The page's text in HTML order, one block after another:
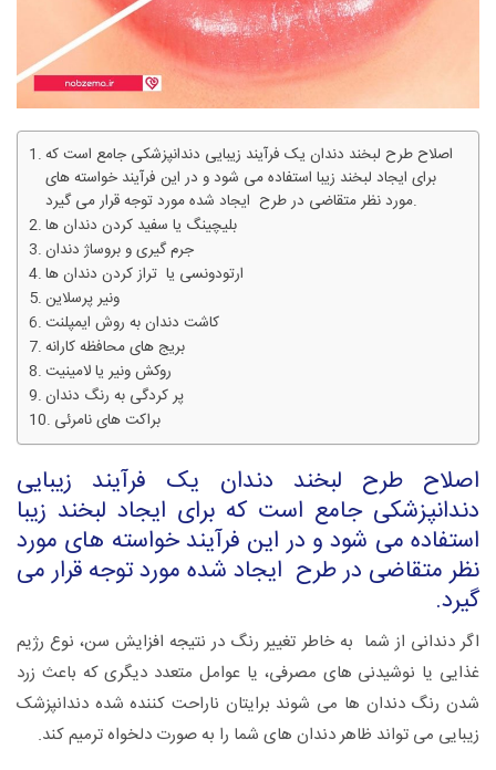
اصلاح طرح لبخند دندان یک فرآیند زیبایی دندانپزشکی جامع است که
برای ایجاد لبخند زیبا استفاده می شود و در این فرآیند خواسته های
مورد نظر متقاضی در طرح ایجاد شده مورد توجه قرار می گیرد.
بلیچینگ یا سفید کردن دندان ها
جرم گیری و بروساژ دندان
ارتودونسی یا تراز کردن دندان ها
ونیر پرسلاین
کاشت دندان به روش ایمپلنت
بریج های محافظه کارانه
روکش ونیر یا لامینیت
پر کردگی به رنگ دندان
براکت های نامرئی
اصلاح طرح لبخند دندان یک فرآیند زیبایی
دندانپزشکی جامع است که برای ایجاد لبخند زیبا
استفاده می شود و در این فرآیند خواسته های مورد
نظر متقاضی در طرح ایجاد شده مورد توجه قرار می
گیرد.
اگر دندانی از شما به خاطر تغییر رنگ در نتیجه افزایش سن، نوع رژیم
غذایی یا نوشیدنی های مصرفی، یا عوامل متعدد دیگری که باعث زرد
شدن رنگ دندان ها می شوند برایتان ناراحت کننده شده دندانپزشک
زیبایی می تواند ظاهر دندان های شما را به صورت دلخواه ترمیم کند.